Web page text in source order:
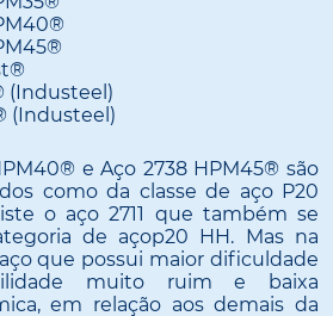
(Industeel)
(Industeel)
e Aço 2738 HPM45® são
como da classe de aço P20
o aço 2711 que também se
de açop20 HH. Mas na
que possui maior dificuldade
muito ruim e baixa
em relação aos demais da